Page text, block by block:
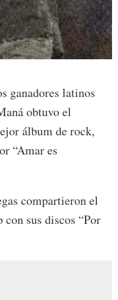
ganadores latinos
obtuvo el
álbum de rock,
“Amar es
compartieron el
sus discos “Por